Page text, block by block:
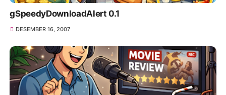
gSpeedyDownloadAlert 0.1
DESEMBER 16, 2007